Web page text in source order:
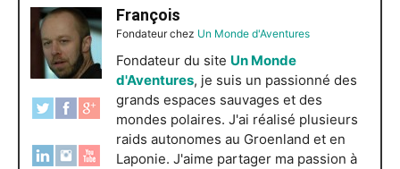
François
Fondateurchez Un Monde d'Aventures
Fondateur du site Un Monde
d'Aventures, je suis un passionné des
grands espaces sauvages et des
mondes polaires. J'ai réalisé plusieurs
raids autonomes au Groenland et en
Laponie. J'aime partager ma passion à